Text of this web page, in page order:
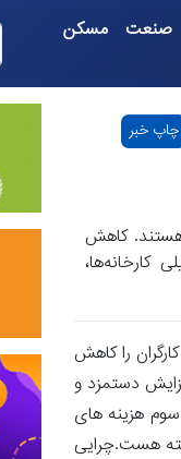
صنعت مسکن
چاپ خبر
هستند. کاهش
کارخانه‌ها،
را کاهش
دستمزد و
هزینه های
و کارها گذاشته هست.چرایی